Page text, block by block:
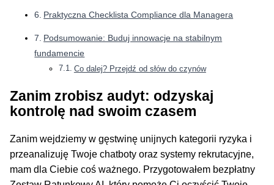
Praktyczna Checklista Compliance dla Managera
Podsumowanie: Buduj innowacje na stabilnym
fundamencie
Co dalej? Przejdź od słów do czynów
Zanim zrobisz audyt: odzyskaj
kontrolę nad swoim czasem
Zanim wejdziemy w gęstwinę unijnych kategorii ryzyka i
przeanalizuję Twoje chatboty oraz systemy rekrutacyjne,
mam dla Ciebie coś ważnego. Przygotowałem bezpłatny